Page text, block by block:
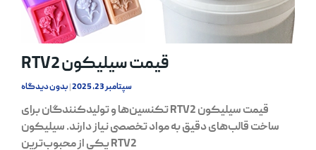
قیمت سیلیکون RTV2
سپتامبر 23, 2025 بدون دیدگاه
قیمت سیلیکون RTV2 تکنسین‌ها و تولیدکنندگان برای
ساخت قالب‌های دقیق به مواد تخصصی نیاز دارند. سیلیکون
RTV2 یکی از محبوب‌ترین